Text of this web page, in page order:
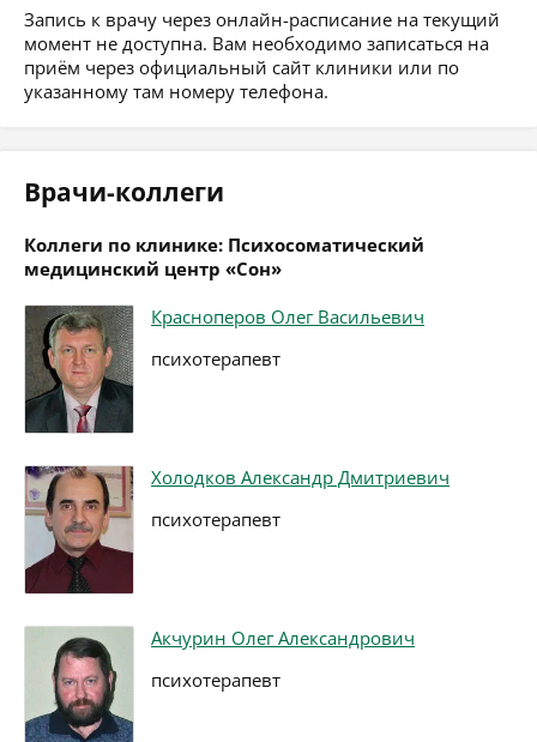
Запись к врачу через онлайн-расписание на текущий
момент не доступна. Вам необходимо записаться на
приём через официальный сайт клиники или по
указанному там номеру телефона.
Врачи-коллеги
Коллеги по клинике: Психосоматический
медицинский центр «Сон»
Красноперов Олег Васильевич
психотерапевт
Холодков Александр Дмитриевич
психотерапевт
Акчурин Олег Александрович
психотерапевт